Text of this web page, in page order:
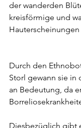
der wanderden
kreisförmige und
Durch den
Storl gewann sie in
an Bedeutung, da
Diesbezüglich gibt